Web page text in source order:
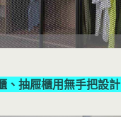
、抽屜櫃用無手把設